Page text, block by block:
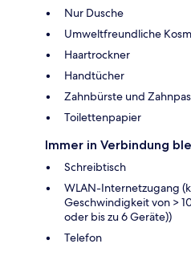
Nur Dusche
Umweltfreundliche
Haartrockner
Handtücher
Zahnbürste und
Toilettenpapier
Immer in Verbindung
Schreibtisch
WLAN-Internetzugang
Geschwindigkeit von >
oder bis zu 6 Geräte))
Telefon